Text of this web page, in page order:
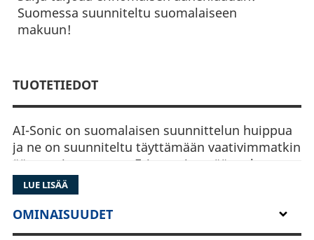
Suomessa suunniteltu suomalaiseen
makuun!
TUOTETIEDOT
AI-Sonic on suomalaisen suunnittelun huippua
ja ne on suunniteltu täyttämään vaativimmatkin
äänentoistotarpeet. Erinomainen äänenlaatu,
viimeistelty suunnittelu, sekä tarkkaan valitut
komponentit takaavat puhtaan äänenlaadun
autoosi! Sarja sisältää asennuskehät.
Sopivuus: Mercedes Benz: W907 W910
LUE LISÄÄ
OMINAISUUDET